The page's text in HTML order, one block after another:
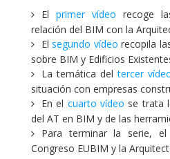
El primer vídeo recoge
relación del BIM con la
Elsegundo vídeo recopila
sobre BIM y Edificios
La temática deltercer
situación con empresas
En el cuarto vídeo se trata
del AT en BIM y de las
Para terminar la serie,
Congreso EUBIM y la